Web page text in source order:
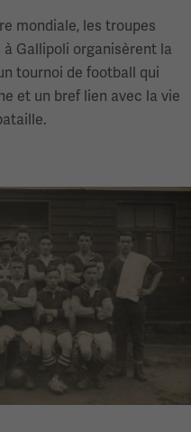
mondiale, les troupes
Gallipoli organisèrent la
tournoi de football qui
et un bref lien avec la vie